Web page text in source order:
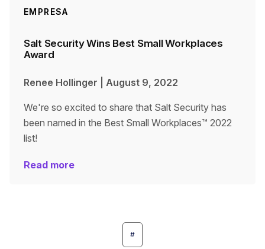
EMPRESA
Salt Security Wins Best Small Workplaces
Award
Renee Hollinger August 9, 2022
We're so excited to share that Salt Security has
been named in the Best Small Workplaces™ 2022
list!
Read more
#